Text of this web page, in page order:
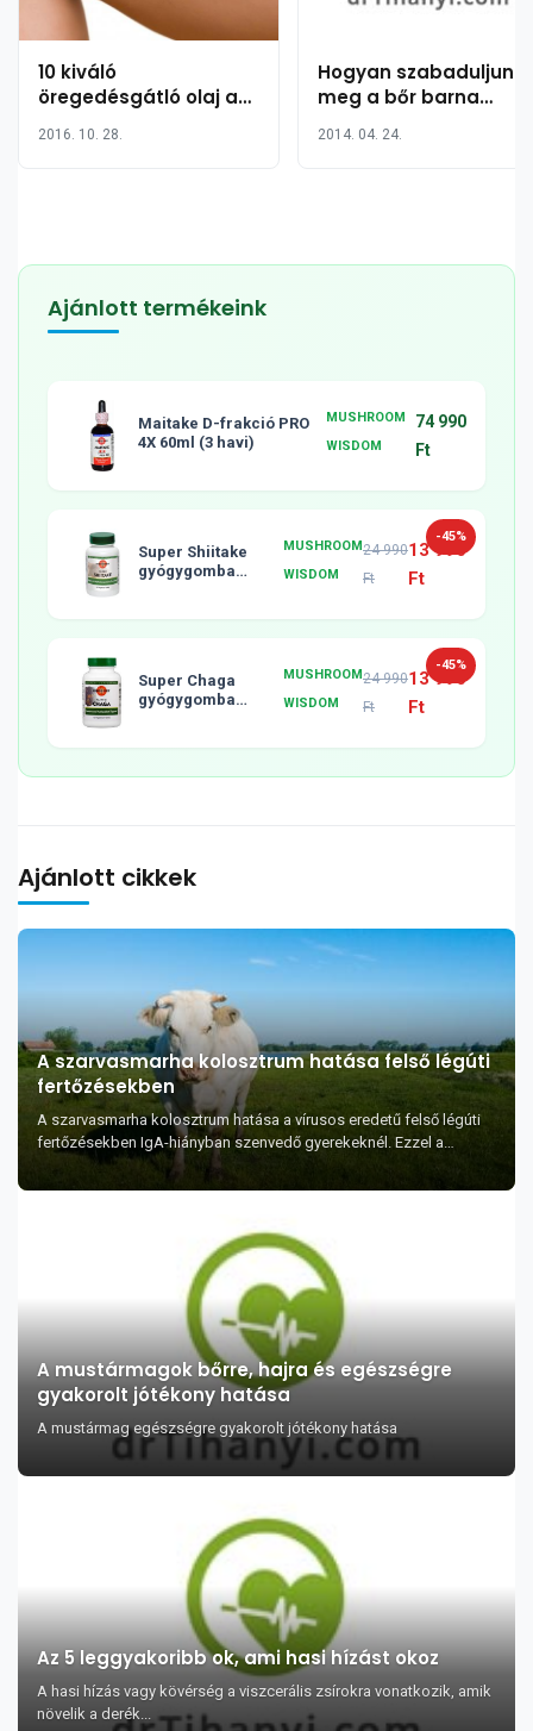
10 kiváló
öregedésgátló olaj a
2016. 10. 28.
Hogyan szabaduljunk
meg a bőr barna
foltjaitól
2014. 04. 24.
Ajánlott termékeink
Maitake D-frakció PRO
4X 60ml (3 havi)
MUSHROOM
WISDOM
74 990
Ft
-45%
Super Shiitake
gyógygomba
MUSHROOM
WISDOM
24 990
Ft
13 990
Ft
-45%
Super Chaga
gyógygomba
MUSHROOM
WISDOM
24 990
Ft
13 990
Ft
Ajánlott cikkek
A szarvasmarha kolosztrum hatása felső légúti
fertőzésekben
A szarvasmarha kolosztrum hatása a vírusos eredetű felső légúti
fertőzésekben IgA-hiányban szenvedő gyerekeknél. Ezzel a
címmel jelent meg 2011 július...
A mustármagok bőrre, hajra és egészségre
gyakorolt jótékony hatása
A mustármag egészségre gyakorolt jótékony hatása
Az 5 leggyakoribb ok, ami hasi hízást okoz
A hasi hízás vagy kövérség a viszcerális zsírokra vonatkozik, amik
növelik a derék...